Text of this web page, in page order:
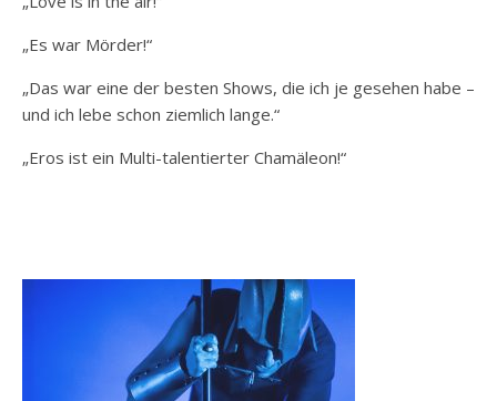
„Es war Mörder!“
„Das war eine der besten Shows, die ich je gesehen habe –
und ich lebe schon ziemlich lange.“
„Eros ist ein Multi-talentierter Chamäleon!“